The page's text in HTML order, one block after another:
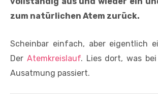
zum natürlichen Atem zurück.
Scheinbar einfach, aber eigentlich
Der Atemkreislauf. Lies dort, was
Ausatmung passiert.